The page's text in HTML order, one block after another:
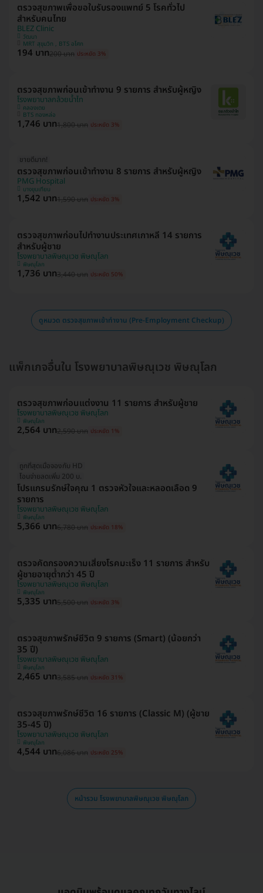
ตรวจสุขภาพเพื่อขอใบรับรองแพทย์ 5 โรคทั่วไป
สำหรับคนไทย
BLEZ Clinic
วัฒนา
MRT สุขุมวิท , BTS อโศก
194 บาท200 บาท ประหยัด 3%
ตรวจสุขภาพก่อนเข้าทํางาน 9 รายการ สําหรับผู้หญิง
โรงพยาบาลกล้วยน้ำไท
คลองเตย
BTS ทองหล่อ
1,746 บาท1,800 บาท ประหยัด 3%
ขายดีมาก!
ตรวจสุขภาพก่อนเข้าทำงาน 8 รายการ สำหรับผู้หญิง
PMG Hospital
บางขุนเทียน
1,542 บาท1,590 บาท ประหยัด 3%
ตรวจสุขภาพก่อนไปทำงานประเทศเกาหลี 14 รายการ
สำหรับผู้ชาย
โรงพยาบาลพิษณุเวช พิษณุโลก
พิษณุโลก
1,736 บาท3,440 บาท ประหยัด 50%
ดูหมวด ตรวจสุขภาพเข้าทำงาน (Pre-Employment Checkup)
แพ็กเกจอื่นใน โรงพยาบาลพิษณุเวช พิษณุโลก
ตรวจสุขภาพก่อนแต่งงาน 11 รายการ สำหรับผู้ชาย
โรงพยาบาลพิษณุเวช พิษณุโลก
พิษณุโลก
2,564 บาท2,590 บาท ประหยัด 1%
ถูกที่สุดเมื่อจองกับ HD
โอนจ่ายลดเพิ่ม 200 บ.
โปรแกรมรักษ์ใจคุณ 1 ตรวจหัวใจและหลอดเลือด 9
รายการ
โรงพยาบาลพิษณุเวช พิษณุโลก
พิษณุโลก
5,366 บาท6,780 บาท ประหยัด 18%
ตรวจคัดกรองความเสี่ยงโรคมะเร็ง 11 รายการ สำหรับ
ผู้ชายอายุต่ำกว่า 45 ปี
โรงพยาบาลพิษณุเวช พิษณุโลก
พิษณุโลก
5,335 บาท5,500 บาท ประหยัด 3%
ตรวจสุขภาพรักษ์ชีวิต 9 รายการ (Smart) (น้อยกว่า
35 ปี)
โรงพยาบาลพิษณุเวช พิษณุโลก
พิษณุโลก
2,465 บาท3,585 บาท ประหยัด 31%
ตรวจสุขภาพรักษ์ชีวิต 16 รายการ (Classic M) (ผู้ชาย
35-45 ปี)
โรงพยาบาลพิษณุเวช พิษณุโลก
พิษณุโลก
4,544 บาท6,086 บาท ประหยัด 25%
หน้ารวม โรงพยาบาลพิษณุเวช พิษณุโลก